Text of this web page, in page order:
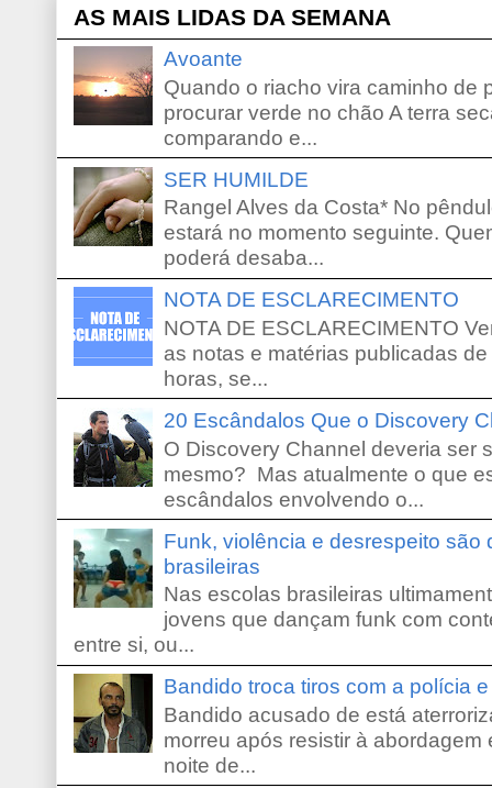
AS MAIS LIDAS DA SEMANA
Avoante
Quando o riacho vira caminho de
procurar verde no chão A terra
comparando e...
SER HUMILDE
Rangel Alves da Costa* No
estará no momento seguinte.
poderá desaba...
NOTA DE ESCLARECIMENTO
NOTA DE ESCLARECIMENTO
as notas e matérias publicadas
horas, se...
20 Escândalos Que o Discovery
O Discovery Channel deveria ser
mesmo? Mas atualmente o que
escândalos envolvendo o...
Funk, violência e desrespeito são
brasileiras
Nas escolas brasileiras
jovens que dançam funk com
entre si, ou...
Bandido troca tiros com a polícia
Bandido acusado de está
morreu após resistir à
noite de...